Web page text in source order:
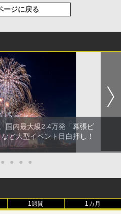
ージに戻る
国内最大級2.4万発「幕張ビ
ど大型イベント目白押し！
● ● ● ●
1週間 1カ月